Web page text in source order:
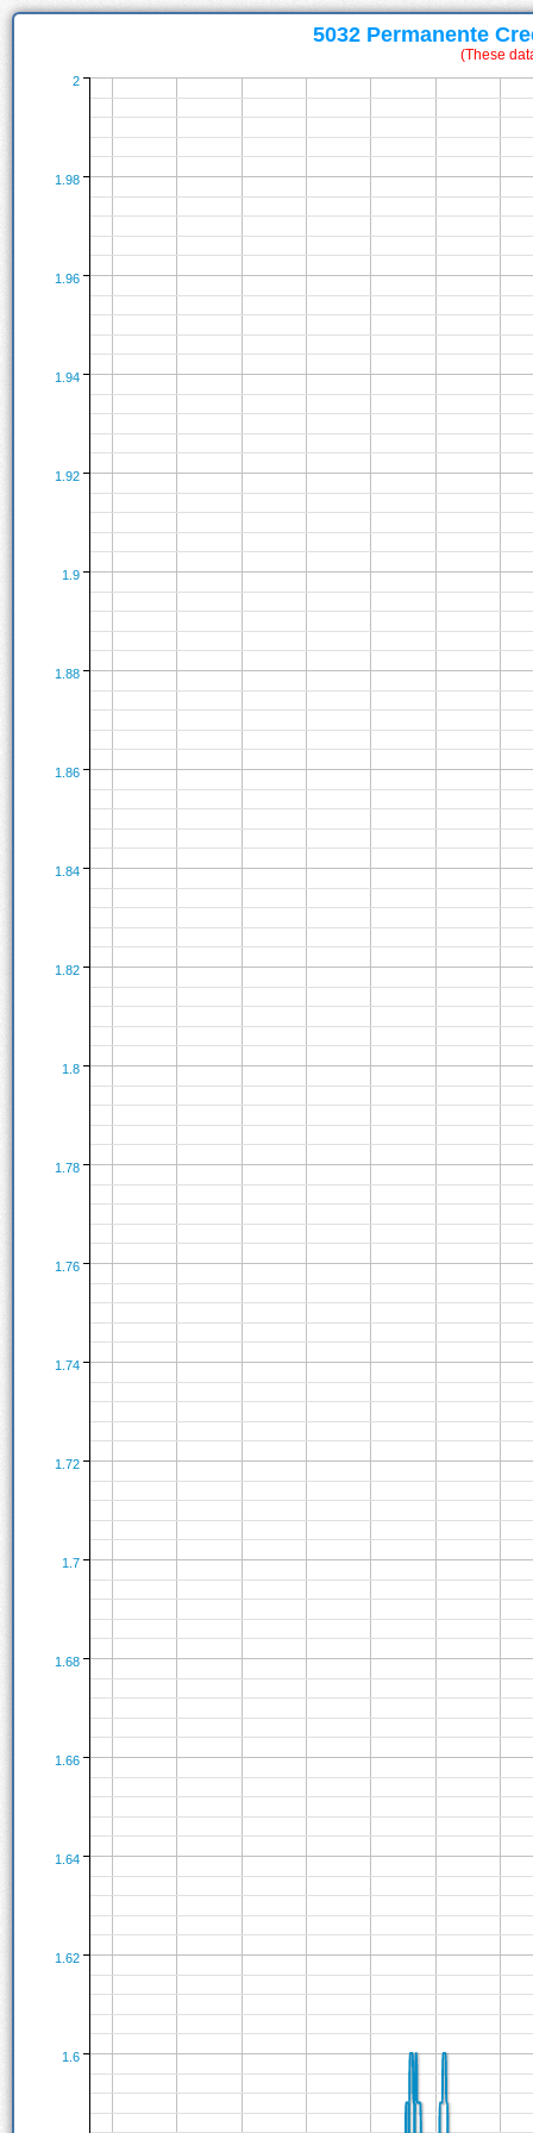
5032 Permanente
(These
1.6
1.7
1.8
1.9
2
1.62
1.64
1.66
1.68
1.72
1.74
1.76
1.78
1.82
1.84
1.86
1.88
1.92
1.94
1.96
1.98